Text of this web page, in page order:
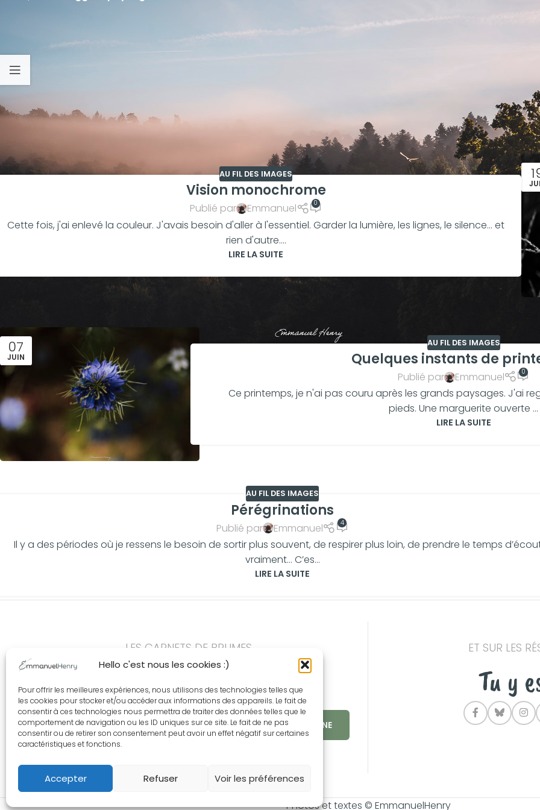
Hello c'est nous les cookies :)
Pour offrir les meilleures expériences, nous utilisons des technologies telles que
les cookies pour stocker et/ou accéder aux informations des appareils. Le fait de
consentir à ces technologies nous permettra de traiter des données telles que le
comportement de navigation ou les ID uniques sur ce site. Le fait de ne pas
consentir ou de retirer son consentement peut avoir un effet négatif sur certaines
caractéristiques et fonctions.
Accepter Refuser Voir les préférences
AU FIL DES IMAGES
Vision monochrome
Publié par Emmanuel 0
Cette fois, j'ai enlevé la couleur. J'avais besoin d'aller à l'essentiel. Garder la lumière, les lignes, le silence... et
rien d'autre....
LIRE LA SUITE
07
JUIN
AU FIL DES IMAGES
Quelques instants de
Publié par Emmanuel 0
Ce printemps, je n'ai pas couru après les grands paysages. J'ai
pieds. Une marguerite ouverte ...
LIRE LA SUITE
AU FIL DES IMAGES
Pérégrinations
Publié par Emmanuel 4
Il y a des périodes où je ressens le besoin de sortir plus souvent, de respirer plus loin, de prendre le temps
vraiment… C’es...
LIRE LA SUITE
LES CARNETS DE BRUMES
Suis moi en Forêt
Ton adresse me sert uniquement à t'envoyer les carnets de brumes. Rien d'autre. Tu peux
te désinscrire quand tu veux, en un clic, depuis n'importe quel message.
ET SUR LES
Tu y
Photos et textes © EmmanuelHenry